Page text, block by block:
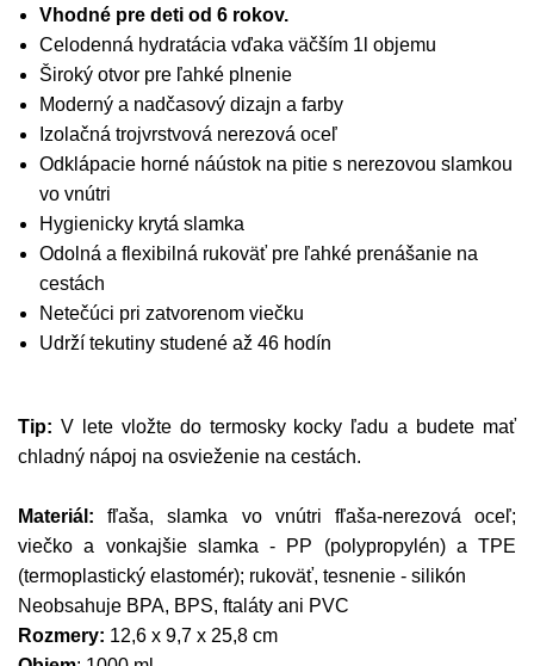
Vhodné pre deti od 6 rokov.
Celodenná hydratácia vďaka väčším 1l objemu
Široký otvor pre ľahké plnenie
Moderný a nadčasový dizajn a farby
Izolačná trojvrstvová nerezová oceľ
Odklápacie horné náústok na pitie s nerezovou slamkou
vo vnútri
Hygienicky krytá slamka
Odolná a flexibilná rukoväť pre ľahké prenášanie na
cestách
Netečúci pri zatvorenom viečku
Udrží tekutiny studené až 46 hodín
Tip: V lete vložte do termosky kocky ľadu a budete mať
chladný nápoj na osvieženie na cestách.
Materiál: fľaša, slamka vo vnútri fľaša-nerezová oceľ;
viečko a vonkajšie slamka - PP (polypropylén) a TPE
(termoplastický elastomér); rukoväť, tesnenie - silikón
Neobsahuje BPA, BPS, ftaláty ani PVC
Rozmery: 12,6 x 9,7 x 25,8 cm